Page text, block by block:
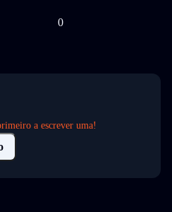
0
a escrever uma!